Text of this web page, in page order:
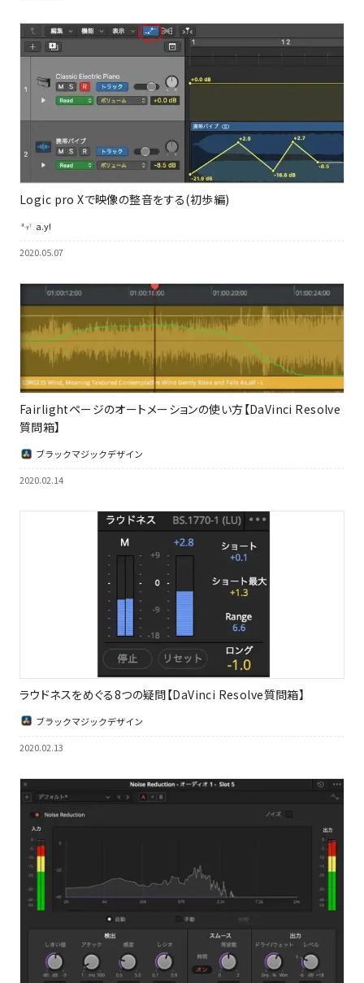
Logic pro Xで映像の整音をする(初歩編)
a.y!
2020.05.07
Fairlightページのオートメーションの使い方【DaVinci Resolve
質問箱】
ブラックマジックデザイン
2020.02.14
ラウドネスをめぐる8つの疑問【DaVinci Resolve質問箱】
ブラックマジックデザイン
2020.02.13